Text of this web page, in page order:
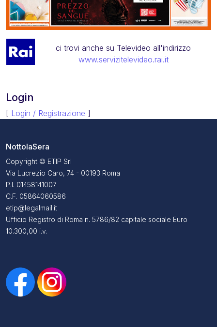
ci trovi anche su Televideo all'indirizzo
www.servizitelevideo.rai.it
Login
[ Login / Registrazione ]
NottolaSera
Copyright © ETIP Srl
Via Lucrezio Caro, 74 - 00193 Roma
P.I. 01458141007
C.F. 05864060586
etip@legalmail.it
Ufficio Registro di Roma n. 5786/82 capitale sociale Euro
10.300,00 i.v.